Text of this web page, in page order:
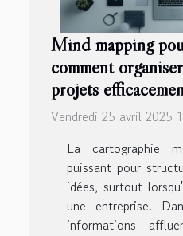
Mind mapping
comment
projets
Vendredi 25 avril 2025
La cartographie
puissant pour
idées, surtout
une entreprise.
informations